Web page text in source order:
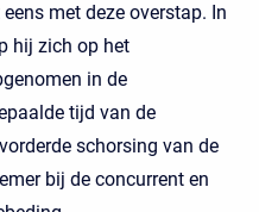
met deze overstap. In
hij zich op het
in de
tijd van de
schorsing van de
bij de concurrent en